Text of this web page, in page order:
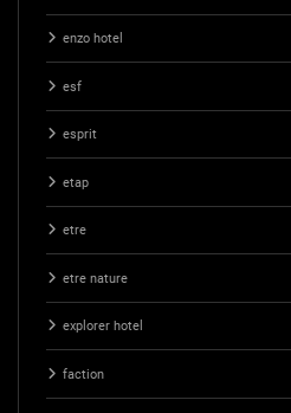
enzo hotel
esf
esprit
etap
etre
etre nature
explorer hotel
faction